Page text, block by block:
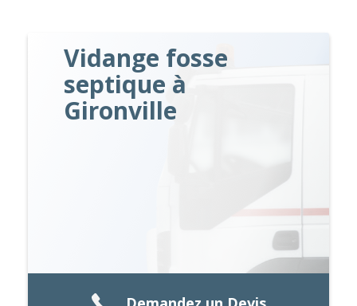
Vidange fosse
septique à
Gironville